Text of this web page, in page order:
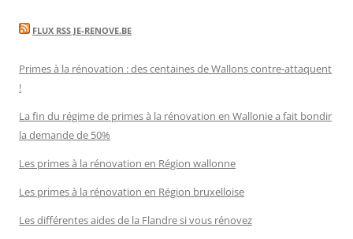
FLUX RSS JE-RENOVE.BE
Primes à la rénovation : des centaines de Wallons contre-attaquent
!
La fin du régime de primes à la rénovation en Wallonie a fait bondir
la demande de 50%
Les primes à la rénovation en Région wallonne
Les primes à la rénovation en Région bruxelloise
Les différentes aides de la Flandre si vous rénovez